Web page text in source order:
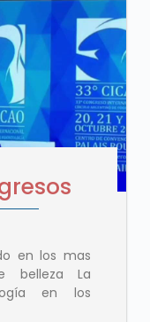
en los mas
belleza La
en los